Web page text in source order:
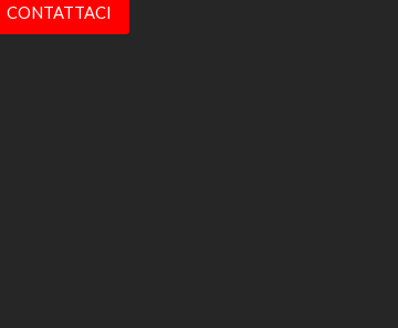
CONTATTACI